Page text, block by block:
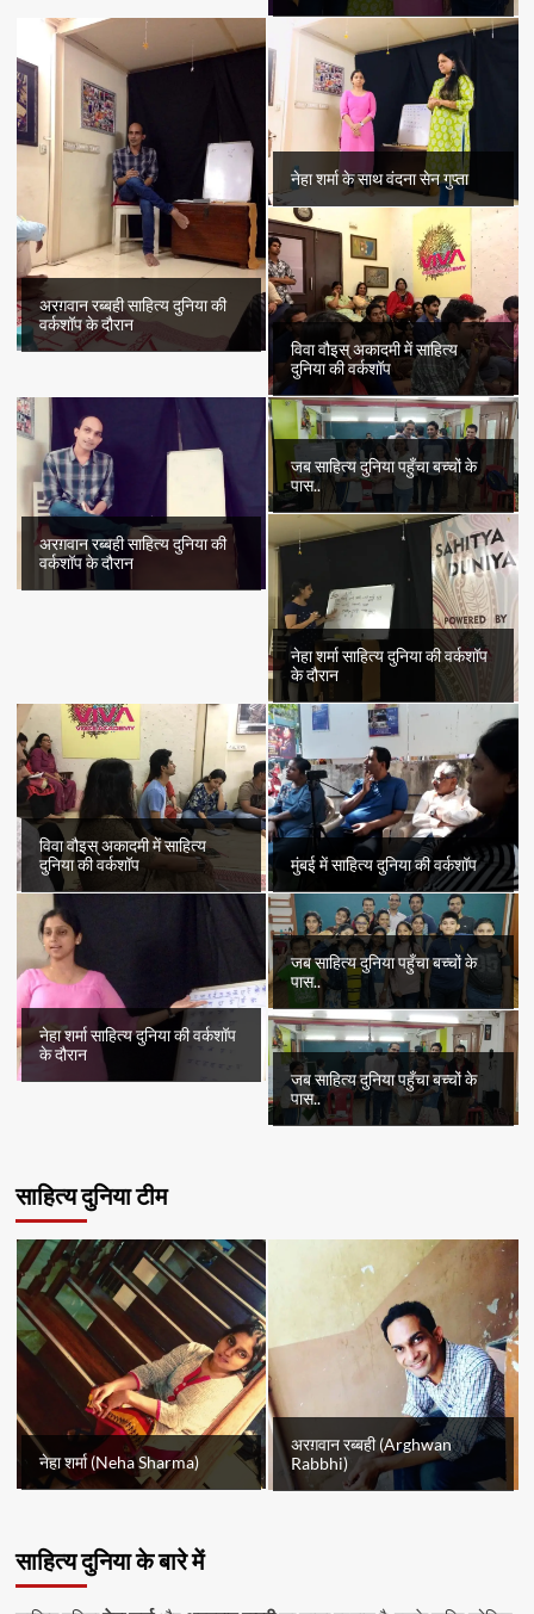
अरग़वान रब्बही साहित्य दुनिया की
वर्कशॉप के दौरान
नेहा शर्मा के साथ वंदना सेन गुप्ता
विवा वौइस् अकादमी में साहित्य
दुनिया की वर्कशॉप
अरग़वान रब्बही साहित्य दुनिया की
वर्कशॉप के दौरान
जब साहित्य दुनिया पहुँचा बच्चों के
पास..
नेहा शर्मा साहित्य दुनिया की वर्कशॉप
के दौरान
विवा वौइस् अकादमी में साहित्य
दुनिया की वर्कशॉप
मुंबई में साहित्य दुनिया की वर्कशॉप
नेहा शर्मा साहित्य दुनिया की वर्कशॉप
के दौरान
जब साहित्य दुनिया पहुँचा बच्चों के
पास..
जब साहित्य दुनिया पहुँचा बच्चों के
पास..
साहित्य दुनिया टीम
नेहा शर्मा (Neha Sharma)
अरग़वान रब्बही (Arghwan
Rabbhi)
साहित्य दुनिया के बारे में